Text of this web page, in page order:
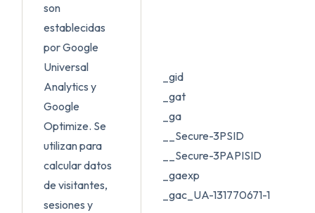
son
establecidas
por Google
Universal
Analytics y
Google
Optimize. Se
utilizan para
calcular datos
de visitantes,
sesiones y
_gid
_gat
_ga
__Secure-3PSID
__Secure-3PAPISID
_gaexp
_gac_UA-131770671-1